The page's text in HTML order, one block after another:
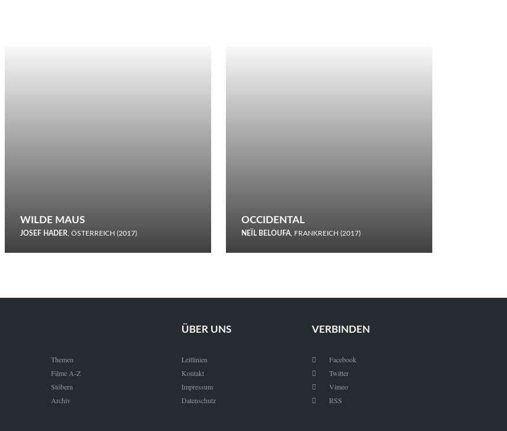
WILDE MAUS
JOSEF HADER, ÖSTERREICH (2017)
Schnee.
OCCIDENTAL
NEÏL BELOUFA, FRANKREICH (2017)
Themen
Filme A-Z
Stöbern
Archiv
ÜBER UNS
Leitlinien
Kontakt
Impressum
Datenschutz
VERBINDEN
 Facebook
 Twitter
 Vimeo
 RSS